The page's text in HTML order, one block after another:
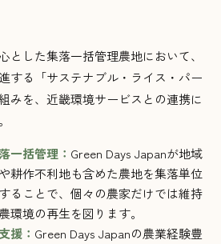
とした集落一括管理農地において、
する「サステナブル・ライス・パー
みを、近畿環境サービスとの連携に
一括管理： Green Days Japanが地域
耕作不利地も含めた農地を集落単位
ることで、個々の農家だけでは維持
環境の再生を図ります。
援： Green Days Japanの農業経験豊